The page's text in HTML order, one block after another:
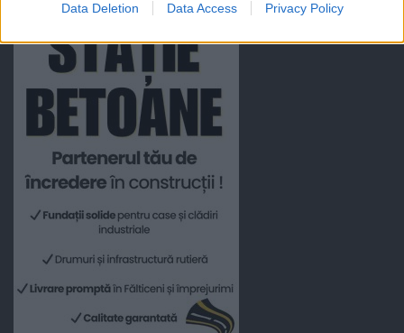
Data Deletion Data Access Privacy Policy